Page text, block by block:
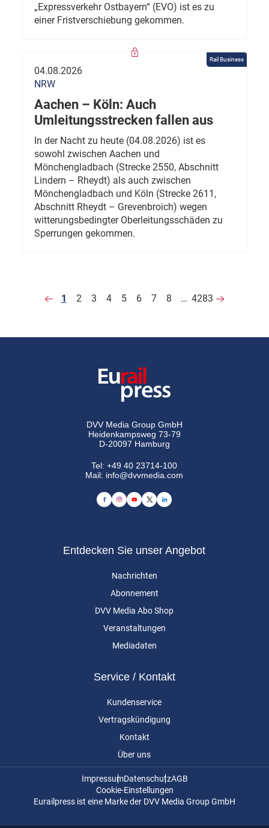
„Expressverkehr Ostbayern“ (EVO) ist es zu
einer Fristverschiebung gekommen.
Rail Business
04.08.2026
NRW
Aachen – Köln: Auch
Umleitungsstrecken fallen aus
In der Nacht zu heute (04.08.2026) ist es
sowohl zwischen Aachen und
Mönchengladbach (Strecke 2550, Abschnitt
Lindern – Rheydt) als auch zwischen
Mönchengladbach und Köln (Strecke 2611,
Abschnitt Rheydt – Grevenbroich) wegen
witterungsbedingter Oberleitungsschäden zu
Sperrungen gekommen.
1 2 3 4 5 6 7 8 … 4283
DVV Media Group GmbH
Heidenkampsweg 73-79
D-20097 Hamburg
Tel:+49 40 23714-100
Mail: info@dvvmedia.com
Entdecken Sie unser Angebot
Nachrichten
Abonnement
DVV Media Abo Shop
Veranstaltungen
Mediadaten
Service / Kontakt
Kundenservice
Vertragskündigung
Kontakt
Über uns
ImpressumDatenschutzAGB
Cookie-Einstellungen
Eurailpress ist eine Marke der DVV Media Group GmbH